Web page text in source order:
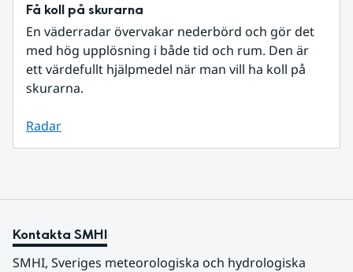
Få koll på skurarna
En väderradar övervakar nederbörd och gör det
med hög upplösning i både tid och rum. Den är
ett värdefullt hjälpmedel när man vill ha koll på
skurarna.
Radar
Kontakta SMHI
SMHI, Sveriges meteorologiska och hydrologiska